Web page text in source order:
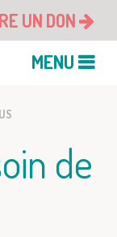
UN DON
MENU
de